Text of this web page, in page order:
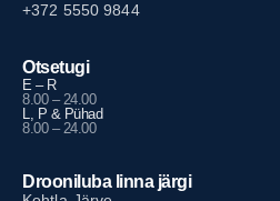
+372 5550 9844
Otsetugi
E – R
8.00 – 24.00
L, P & Pühad
8.00 – 24.00
Drooniluba linna järgi